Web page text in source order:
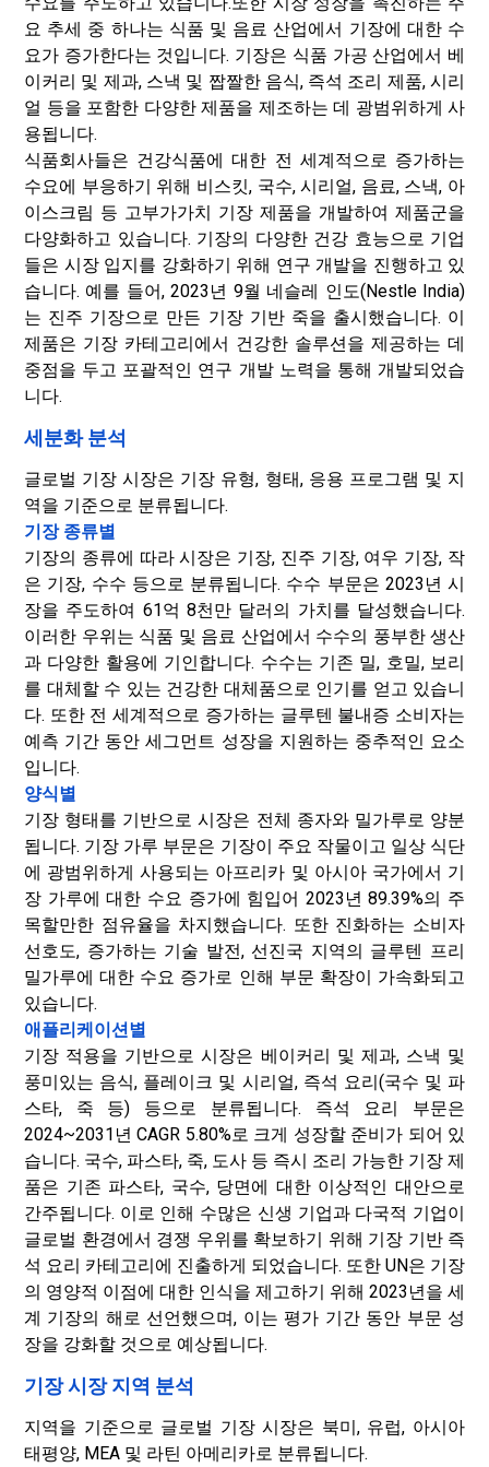
요 추세 중 하나는 식품 및 음료 산업에서 기장에 대한 수
요가 증가한다는 것입니다. 기장은 식품 가공 산업에서 베
이커리 및 제과, 스낵 및 짭짤한 음식, 즉석 조리 제품, 시리
얼 등을 포함한 다양한 제품을 제조하는 데 광범위하게 사
용됩니다.
식품회사들은 건강식품에 대한 전 세계적으로 증가하는
수요에 부응하기 위해 비스킷, 국수, 시리얼, 음료, 스낵, 아
이스크림 등 고부가가치 기장 제품을 개발하여 제품군을
다양화하고 있습니다. 기장의 다양한 건강 효능으로 기업
들은 시장 입지를 강화하기 위해 연구 개발을 진행하고 있
습니다. 예를 들어, 2023년 9월 네슬레 인도(Nestle India)
는 진주 기장으로 만든 기장 기반 죽을 출시했습니다. 이
제품은 기장 카테고리에서 건강한 솔루션을 제공하는 데
중점을 두고 포괄적인 연구 개발 노력을 통해 개발되었습
니다.
세분화 분석
글로벌 기장 시장은 기장 유형, 형태, 응용 프로그램 및 지
역을 기준으로 분류됩니다.
기장 종류별
기장의 종류에 따라 시장은 기장, 진주 기장, 여우 기장, 작
은 기장, 수수 등으로 분류됩니다. 수수 부문은 2023년 시
장을 주도하여 61억 8천만 달러의 가치를 달성했습니다.
이러한 우위는 식품 및 음료 산업에서 수수의 풍부한 생산
과 다양한 활용에 기인합니다. 수수는 기존 밀, 호밀, 보리
를 대체할 수 있는 건강한 대체품으로 인기를 얻고 있습니
다. 또한 전 세계적으로 증가하는 글루텐 불내증 소비자는
예측 기간 동안 세그먼트 성장을 지원하는 중추적인 요소
입니다.
양식별
기장 형태를 기반으로 시장은 전체 종자와 밀가루로 양분
됩니다. 기장 가루 부문은 기장이 주요 작물이고 일상 식단
에 광범위하게 사용되는 아프리카 및 아시아 국가에서 기
장 가루에 대한 수요 증가에 힘입어 2023년 89.39%의 주
목할만한 점유율을 차지했습니다. 또한 진화하는 소비자
선호도, 증가하는 기술 발전, 선진국 지역의 글루텐 프리
밀가루에 대한 수요 증가로 인해 부문 확장이 가속화되고
있습니다.
애플리케이션별
기장 적용을 기반으로 시장은 베이커리 및 제과, 스낵 및
풍미있는 음식, 플레이크 및 시리얼, 즉석 요리(국수 및 파
스타, 죽 등) 등으로 분류됩니다. 즉석 요리 부문은
2024~2031년 CAGR 5.80%로 크게 성장할 준비가 되어 있
습니다. 국수, 파스타, 죽, 도사 등 즉시 조리 가능한 기장 제
품은 기존 파스타, 국수, 당면에 대한 이상적인 대안으로
간주됩니다. 이로 인해 수많은 신생 기업과 다국적 기업이
글로벌 환경에서 경쟁 우위를 확보하기 위해 기장 기반 즉
석 요리 카테고리에 진출하게 되었습니다. 또한 UN은 기장
의 영양적 이점에 대한 인식을 제고하기 위해 2023년을 세
계 기장의 해로 선언했으며, 이는 평가 기간 동안 부문 성
장을 강화할 것으로 예상됩니다.
기장 시장 지역 분석
지역을 기준으로 글로벌 기장 시장은 북미, 유럽, 아시아
태평양, MEA 및 라틴 아메리카로 분류됩니다.